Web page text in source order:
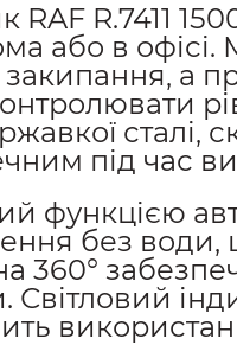
R.7411
або в
а
сталі,
під час
функцією
без
360°
Світловий